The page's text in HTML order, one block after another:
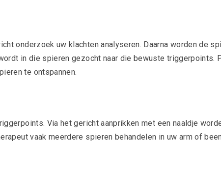
onderzoek uw klachten analyseren. Daarna worden de
in die spieren gezocht naar die bewuste triggerpoints.
te ontspannen.
Via het gericht aanprikken met een naaldje
vaak meerdere spieren behandelen in uw arm of